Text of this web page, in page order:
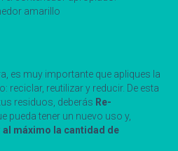
amarillo
es muy importante que apliques la
reciclar, reutilizar y reducir. De esta
residuos, deberás Re-
pueda tener un nuevo uso y,
máximo la cantidad de